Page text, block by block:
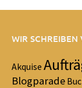
WIR SCHREIBEN
Akquise
Blogparade